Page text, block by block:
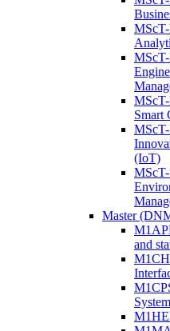
Smart
(IoT)
Master
and